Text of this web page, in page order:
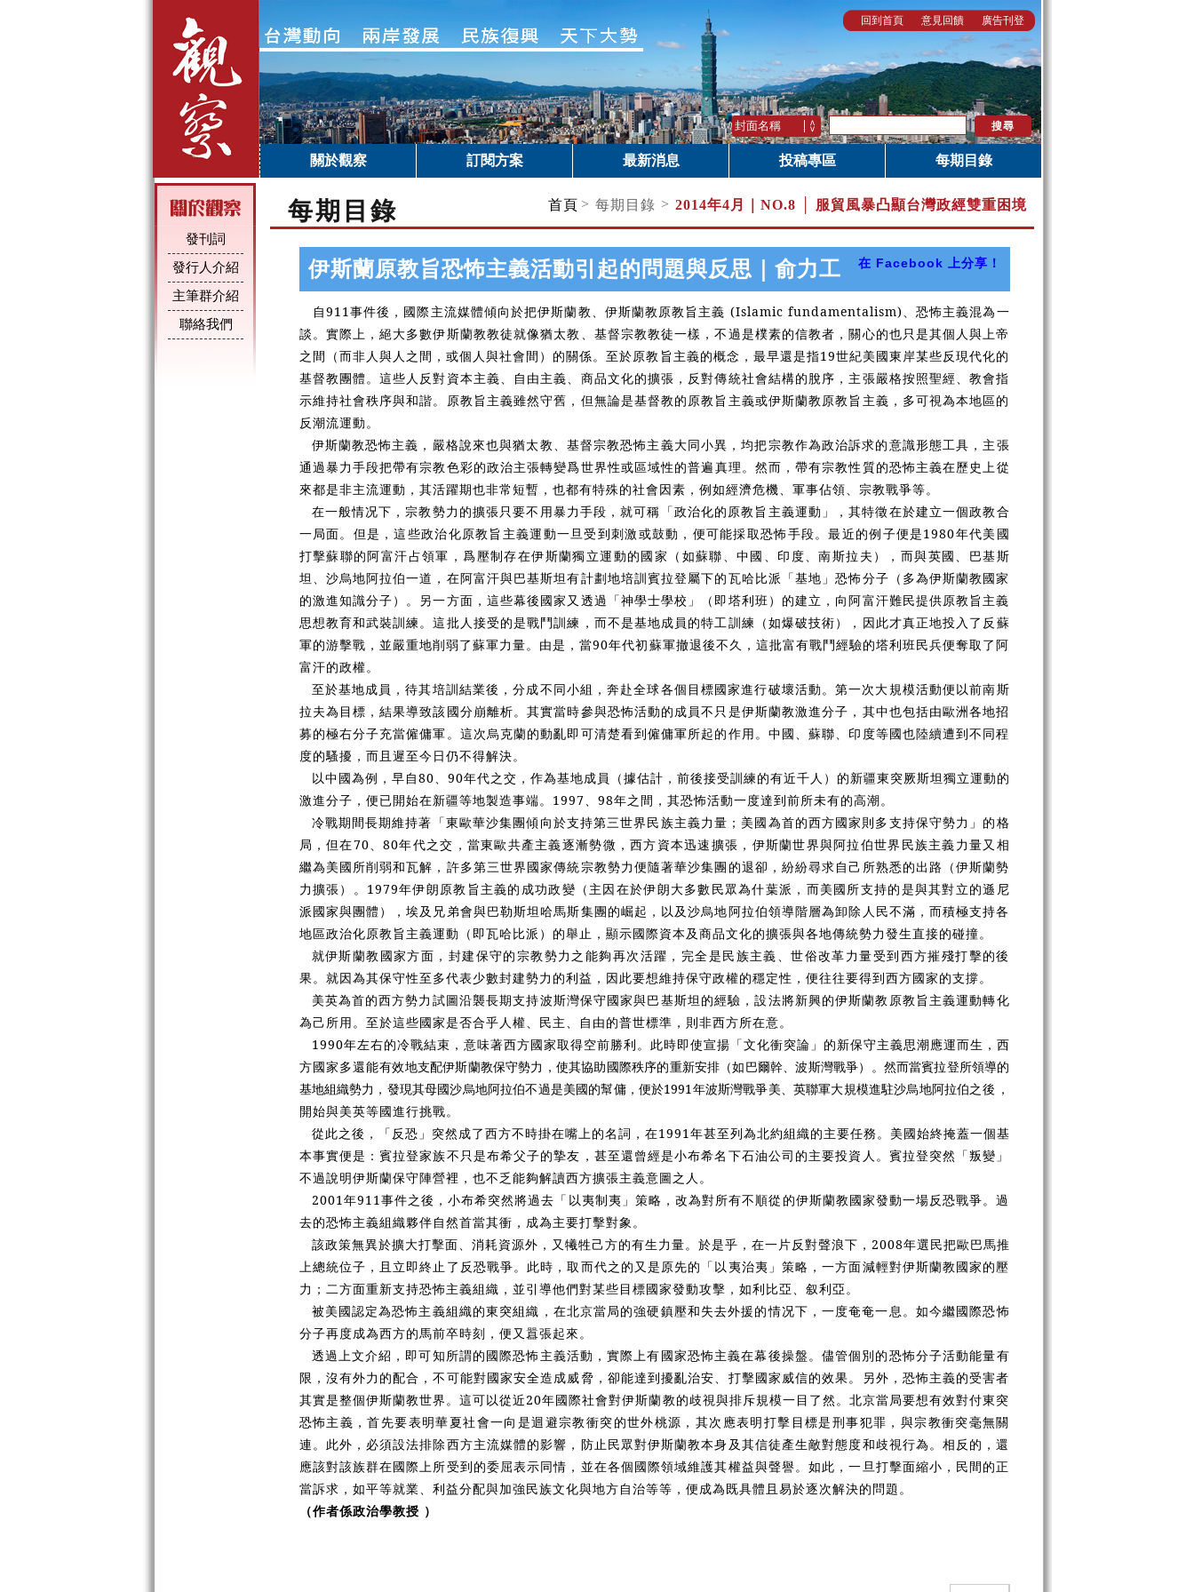
回到首頁 意見回饋 廣告刊登
關於觀察 訂閱方案 最新消息 投稿專區 每期目錄
發刊詞
發行人介紹
主筆群介紹
聯絡我們
每期目錄 首頁 > 每期目錄 > 2014年4月｜ NO.8 │ 服貿風暴凸顯台灣政經雙重困境
伊斯蘭原教旨恐怖主義活動引起的問題與反思｜俞力工 在 Facebook 上分享！
自911事件後 ， 國際主流媒體傾向於把伊斯蘭教、伊斯蘭教原教旨主義 (Islamic fundamentalism)、恐怖主義混為一
談。實際上，絕大多數伊斯蘭教教徒就像猶太教、基督宗教教徒一樣，不過是樸素的信教者，關心的也只是其個人與上帝
之間（而非人與人之間，或個人與社會間）的關係。至於原教旨主義的概念，最早還是指19世紀美國東岸某些反現代化的
基督教團體。這些人反對資本主義、自由主義、商品文化的擴張，反對傳統社會結構的脫序，主張嚴格按照聖經、教會指
示維持社會秩序與和諧。原教旨主義雖然守舊，但無論是基督教的原教旨主義或伊斯蘭教原教旨主義，多可視為本地區的
反潮流運動。
伊斯蘭教恐怖主義，嚴格說來也與猶太教、基督宗教恐怖主義大同小異，均把宗教作為政治訴求的意識形態工具，主張
通過暴力手段把帶有宗教色彩的政治主張轉變爲世界性或區域性的普遍真理。然而，帶有宗教性質的恐怖主義在歷史上從
來都是非主流運動，其活躍期也非常短暫，也都有特殊的社會因素，例如經濟危機、軍事佔領、宗教戰爭等。
在一般情况下，宗教勢力的擴張只要不用暴力手段，就可稱「政治化的原教旨主義運動」，其特徵在於建立一個政教合
一局面。但是，這些政治化原教旨主義運動一旦受到刺激或鼓動，便可能採取恐怖手段。最近的例子便是1980年代美國
打擊蘇聯的阿富汗占領軍，爲壓制存在伊斯蘭獨立運動的國家（如蘇聯、中國、印度、南斯拉夫），而與英國、巴基斯
坦、沙烏地阿拉伯一道，在阿富汗與巴基斯坦有計劃地培訓賓拉登屬下的瓦哈比派「基地」恐怖分子（多為伊斯蘭教國家
的激進知識分子）。另一方面，這些幕後國家又透過「神學士學校」（即塔利班）的建立，向阿富汗難民提供原教旨主義
思想教育和武裝訓練。這批人接受的是戰鬥訓練，而不是基地成員的特工訓練（如爆破技術），因此才真正地投入了反蘇
軍的游擊戰，並嚴重地削弱了蘇軍力量。由是，當90年代初蘇軍撤退後不久，這批富有戰鬥經驗的塔利班民兵便奪取了阿
富汗的政權。
至於基地成員，待其培訓結業後，分成不同小組，奔赴全球各個目標國家進行破壞活動。第一次大規模活動便以前南斯
拉夫為目標，結果導致該國分崩離析。其實當時參與恐怖活動的成員不只是伊斯蘭教激進分子，其中也包括由歐洲各地招
募的極右分子充當僱傭軍。這次烏克蘭的動亂即可清楚看到僱傭軍所起的作用。中國、蘇聯、印度等國也陸續遭到不同程
度的騷擾，而且遲至今日仍不得解決。
以中國為例，早自80、90年代之交，作為基地成員（據估計，前後接受訓練的有近千人）的新疆東突厥斯坦獨立運動的
激進分子，便已開始在新疆等地製造事端。1997、98年之間，其恐怖活動一度達到前所未有的高潮。
冷戰期間長期維持著「東歐華沙集團傾向於支持第三世界民族主義力量；美國為首的西方國家則多支持保守勢力」的格
局，但在70、80年代之交，當東歐共產主義逐漸勢微，西方資本迅速擴張，伊斯蘭世界與阿拉伯世界民族主義力量又相
繼為美國所削弱和瓦解，許多第三世界國家傳統宗教勢力便隨著華沙集團的退卻，紛紛尋求自己所熟悉的出路（伊斯蘭勢
力擴張）。1979年伊朗原教旨主義的成功政變（主因在於伊朗大多數民眾為什葉派，而美國所支持的是與其對立的遜尼
派國家與團體），埃及兄弟會與巴勒斯坦哈馬斯集團的崛起，以及沙烏地阿拉伯領導階層為卸除人民不滿，而積極支持各
地區政治化原教旨主義運動（即瓦哈比派）的舉止，顯示國際資本及商品文化的擴張與各地傳統勢力發生直接的碰撞。
就伊斯蘭教國家方面，封建保守的宗教勢力之能夠再次活躍，完全是民族主義、世俗改革力量受到西方摧殘打擊的後
果。就因為其保守性至多代表少數封建勢力的利益，因此要想維持保守政權的穩定性，便往往要得到西方國家的支撐。
美英為首的西方勢力試圖沿襲長期支持波斯灣保守國家與巴基斯坦的經驗，設法將新興的伊斯蘭教原教旨主義運動轉化
為己所用。至於這些國家是否合乎人權、民主、自由的普世標準，則非西方所在意。
1990年左右的冷戰結束，意味著西方國家取得空前勝利。此時即使宣揚「文化衝突論」的新保守主義思潮應運而生，西
方國家多還能有效地支配伊斯蘭教保守勢力，使其協助國際秩序的重新安排（如巴爾幹、波斯灣戰爭）。然而當賓拉登所領導的
基地組織勢力，發現其母國沙烏地阿拉伯不過是美國的幫傭，便於1991年波斯灣戰爭美、英聯軍大規模進駐沙烏地阿拉伯之後，
開始與美英等國進行挑戰。
從此之後，「反恐」突然成了西方不時掛在嘴上的名詞，在1991年甚至列為北約組織的主要任務。美國始終掩蓋一個基
本事實便是：賓拉登家族不只是布希父子的摯友，甚至還曾經是小布希名下石油公司的主要投資人。賓拉登突然「叛變」
不過說明伊斯蘭保守陣營裡，也不乏能夠解讀西方擴張主義意圖之人。
2001年911事件之後，小布希突然將過去「以夷制夷」策略，改為對所有不順從的伊斯蘭教國家發動一場反恐戰爭。過
去的恐怖主義組織夥伴自然首當其衝，成為主要打擊對象。
該政策無異於擴大打擊面、消耗資源外，又犧牲己方的有生力量。於是乎，在一片反對聲浪下，2008年選民把歐巴馬推
上總統位子，且立即終止了反恐戰爭。此時，取而代之的又是原先的「以夷治夷」策略，一方面減輕對伊斯蘭教國家的壓
力；二方面重新支持恐怖主義組織，並引導他們對某些目標國家發動攻擊，如利比亞、 叙利亞。
被美國認定為恐怖主義組織的東突組織，在北京當局的強硬鎮壓和失去外援的情况下，一度奄奄一息。如今繼國際恐怖
分子再度成為西方的馬前卒時刻，便又囂張起來。
透過上文介紹，即可知所謂的國際恐怖主義活動，實際上有國家恐怖主義在幕後操盤。儘管個別的恐怖分子活動能量有
限，沒有外力的配合，不可能對國家安全造成威脅，卻能達到擾亂治安、打擊國家威信的效果。另外，恐怖主義的受害者
其實是整個伊斯蘭教世界。這可以從近20年國際社會對伊斯蘭教的歧視與排斥規模一目了然。北京當局要想有效對付東突
恐怖主義，首先要表明華夏社會一向是迴避宗教衝突的世外桃源，其次應表明打擊目標是刑事犯罪，與宗教衝突毫無關
連。此外，必須設法排除西方主流媒體的影響，防止民眾對伊斯蘭教本身及其信徒產生敵對態度和歧視行為。相反的，還
應該對該族群在國際上所受到的委屈表示同情，並在各個國際領域維護其權益與聲譽。如此，一旦打擊面縮小，民間的正
當訴求，如平等就業、利益分配與加強民族文化與地方自治等等，便成為既具體且易於逐次解決的問題。
（作者係政治學教授 ）